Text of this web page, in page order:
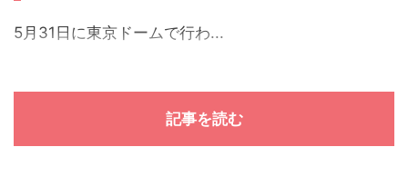
5月31日に東京ドームで行わ...
記事を読む